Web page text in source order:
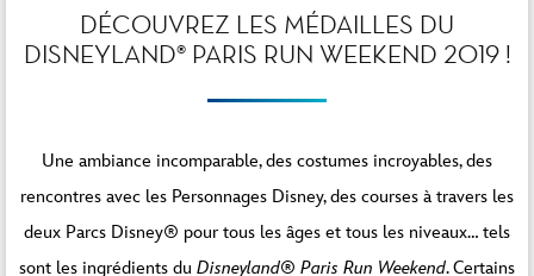
DÉCOUVREZ LES MÉDAILLES DU
DISNEYLAND® PARIS RUN WEEKEND 2019 !
Une ambiance incomparable, des costumes incroyables, des
rencontres avec les Personnages Disney, des courses à travers les
deux Parcs Disney® pour tous les âges et tous les niveaux… tels
sont les ingrédients du Disneyland® Paris Run Weekend. Certains